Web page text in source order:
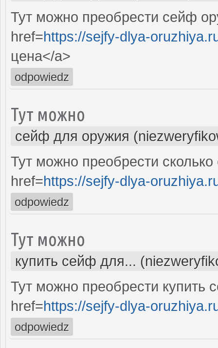
Тут можно преобрести сейф
href=https://sejfy-dlya-
цена</a>
odpowiedz
Тут можно
сейф для оружия
Тут можно преобрести
href=https://sejfy-dlya-
odpowiedz
Тут можно
купить сейф для...
Тут можно преобрести купить
href=https://sejfy-dlya-
odpowiedz